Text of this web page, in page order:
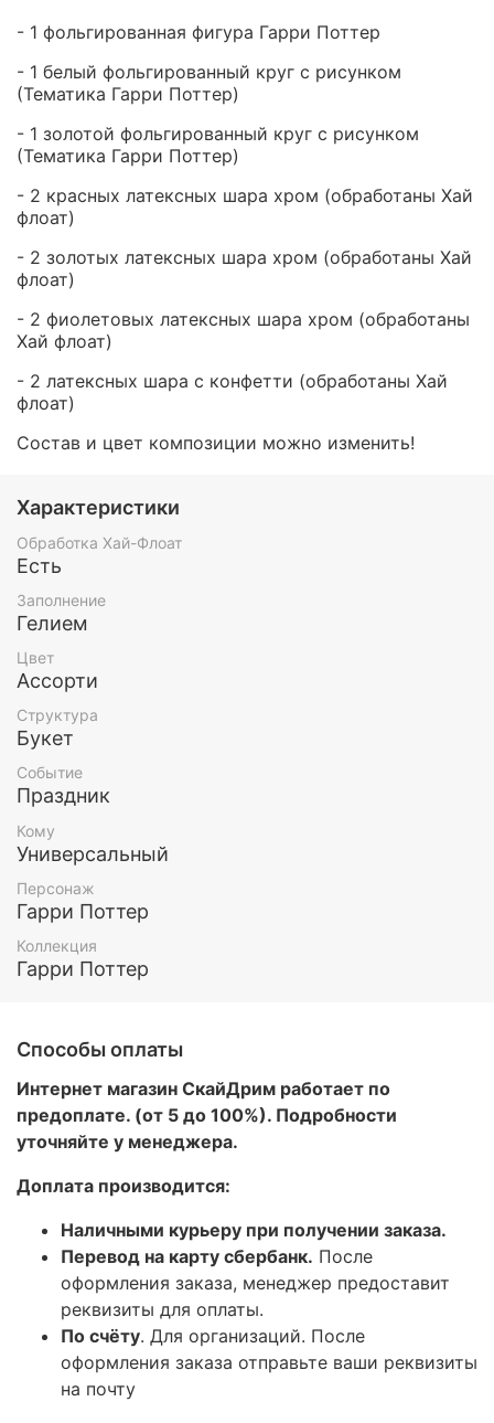
- 1 фольгированная фигура Гарри Поттер
- 1 белый фольгированный круг с рисунком
(Тематика Гарри Поттер)
- 1 золотой фольгированный круг с рисунком
(Тематика Гарри Поттер)
- 2 красных латексных шара хром (обработаны Хай
флоат)
- 2 золотых латексных шара хром (обработаны Хай
флоат)
- 2 фиолетовых латексных шара хром (обработаны
Хай флоат)
- 2 латексных шара с конфетти (обработаны Хай
флоат)
Состав и цвет композиции можно изменить!
Характеристики
Обработка Хай-Флоат
Есть
Заполнение
Гелием
Цвет
Ассорти
Структура
Букет
Событие
Праздник
Кому
Универсальный
Персонаж
Гарри Поттер
Коллекция
Гарри Поттер
Способы оплаты
Интернет магазин СкайДрим работает по
предоплате. (от 5 до 100%). Подробности
уточняйте у менеджера.
Доплата производится:
Наличными курьеру при получении заказа.
Перевод на карту сбербанк. После
оформления заказа, менеджер предоставит
реквизиты для оплаты.
По счёту. Для организаций. После
оформления заказа отправьте ваши реквизиты
на почту